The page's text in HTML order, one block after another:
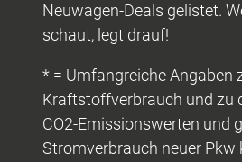
Neuwagen-Deals gelistet.
schaut, legt drauf!
* = Umfangreiche Angaben
Kraftstoffverbrauch und zu
CO2-Emissionswerten und
Stromverbrauch neuer Pkw